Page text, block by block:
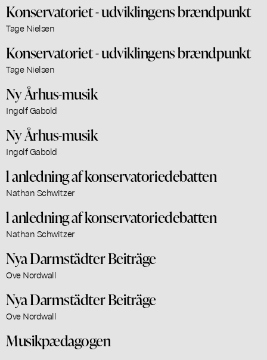
Konservatoriet - udviklingens brændpunkt
Tage Nielsen
Konservatoriet - udviklingens brændpunkt
Tage Nielsen
Ny Århus-musik
Ingolf Gabold
Ny Århus-musik
Ingolf Gabold
l anledning af konservatoriedebatten
Nathan Schwitzer
l anledning af konservatoriedebatten
Nathan Schwitzer
Nya Darmstädter Beiträge
Ove Nordwall
Nya Darmstädter Beiträge
Ove Nordwall
Musikpædagogen